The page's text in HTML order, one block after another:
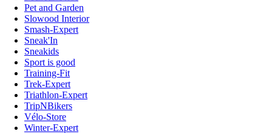
Pet and Garden
Slowood Interior
Smash-Expert
Sneak'In
Sneakids
Sport is good
Training-Fit
Trek-Expert
Triathlon-Expert
TripNBikers
Vélo-Store
Winter-Expert